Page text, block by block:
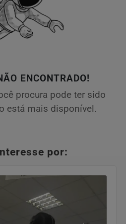
ENCONTRADO!
procura pode ter sido
está mais disponível.
por: